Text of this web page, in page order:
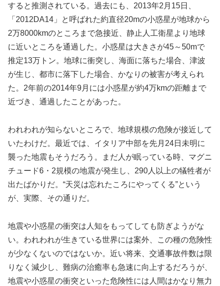
すると推測されている。過去にも、2013年2月15日、
「2012DA14」と呼ばれた約直径20mの小惑星が地球から
2万8000kmのところまで急接近、静止人工衛星より地球
に近いところを通過した。小惑星は大きさが45～50mで
推定13万トン。地球に衝突し、海面に落ちた場合、津波
が生じ、都市に落下した場合、かなりの被害が考えられ
た。2年前の2014年9月には小惑星が約4万kmの距離まで
近づき、通過したことがあった。
われわれが知らないところで、地球規模の危険が接近して
いたわけだ。最近では、イタリア中部を先月24日未明に
襲った地震もそうだろう。まだ人が眠っている時、マグニ
チュード6・2規模の地震が発生し、290人以上の犠牲者が
出たばかりだ。“天災は忘れたころにやってくる”という
が、実際、その通りだ。
地震や小惑星の衝突は人知をもってしても防ぎようがな
い。われわれが生きている世界には案外、この種の危険性
が少なくないのではないか。近い将来、交通事故件数は限
りなく減少し、難病の治癒率も急速に向上するだろうが、
地震や小惑星の衝突といった危険性には人間はかなり無力